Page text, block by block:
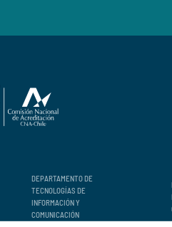
DEPARTAMENTO DE
TECNOLOGÍAS DE
INFORMACIÓN Y
COMUNICACIÓN